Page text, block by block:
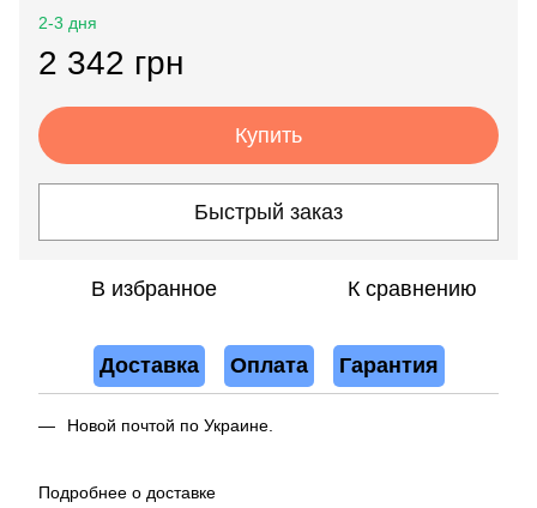
2-3 дня
2 342 грн
Купить
Быстрый заказ
В избранное К сравнению
Доставка Оплата Гарантия
Новой почтой по Украине.
Подробнее о доставке